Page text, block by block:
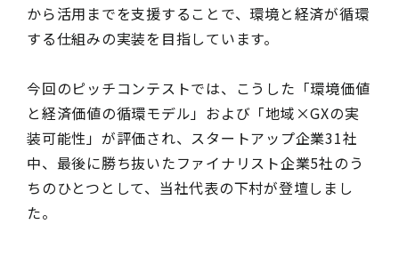
から活用までを支援することで、環境と経済が循環
する仕組みの実装を目指しています。
今回のピッチコンテストでは、こうした「環境価値
と経済価値の循環モデル」および「地域×GXの実
装可能性」が評価され、スタートアップ企業31社
中、最後に勝ち抜いたファイナリスト企業5社のう
ちのひとつとして、当社代表の下村が登壇しまし
た。